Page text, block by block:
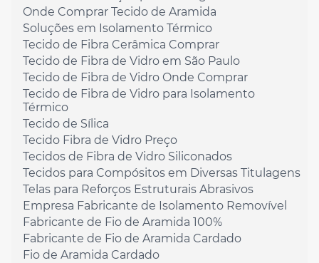
Onde Comprar Tecido de Aramida
Soluções em Isolamento Térmico
Tecido de Fibra Cerâmica Comprar
Tecido de Fibra de Vidro em São Paulo
Tecido de Fibra de Vidro Onde Comprar
Tecido de Fibra de Vidro para Isolamento
Térmico
Tecido de Sílica
Tecido Fibra de Vidro Preço
Tecidos de Fibra de Vidro Siliconados
Tecidos para Compósitos em Diversas Titulagens
Telas para Reforços Estruturais Abrasivos
Empresa Fabricante de Isolamento Removível
Fabricante de Fio de Aramida 100%
Fabricante de Fio de Aramida Cardado
Fio de Aramida Cardado